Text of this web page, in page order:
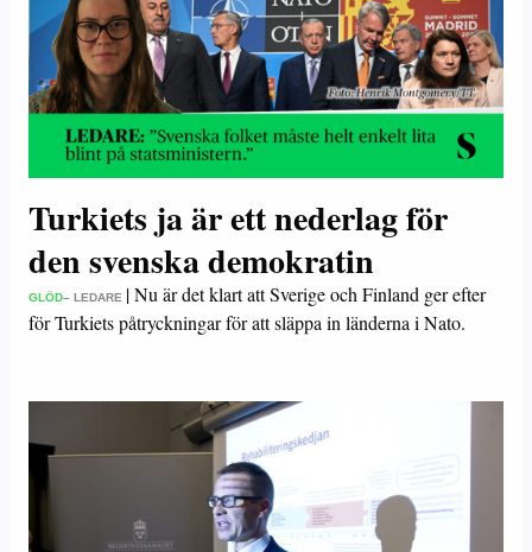
Turkiets ja är ett nederlag för
den svenska demokratin
GLÖD– LEDARE |Nu är det klart att Sverige och Finland ger efter
för Turkiets påtryckningar för att släppa in länderna i Nato.